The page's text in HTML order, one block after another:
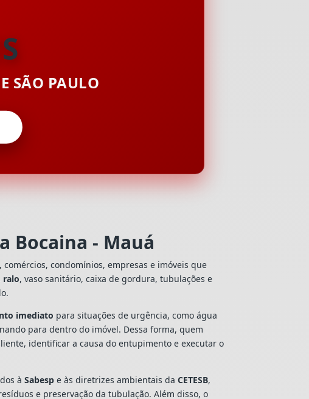
SÃO PAULO
Bocaina - Mauá
condomínios, empresas e imóveis que
ralo, vaso sanitário, caixa de gordura, tubulações e
imediato para situações de urgência, como água
para dentro do imóvel. Dessa forma, quem
identificar a causa do entupimento e executar o
àSabesp e às diretrizes ambientais daCETESB,
e preservação da tubulação. Além disso, o